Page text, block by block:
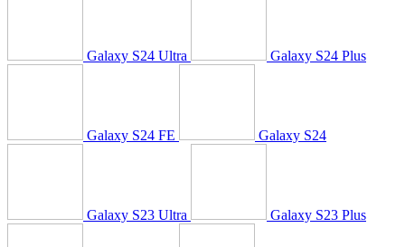
Galaxy S24 Ultra Galaxy S24 Plus
Galaxy S24 FE Galaxy S24
Galaxy S23 Ultra Galaxy S23 Plus